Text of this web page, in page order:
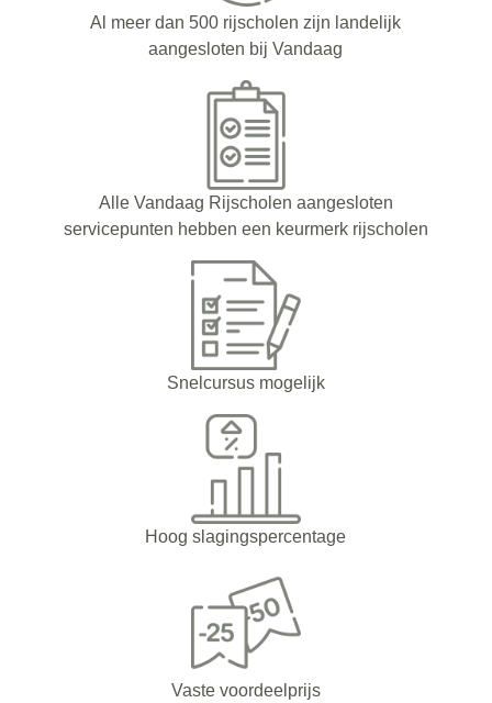
Al meer dan 500 rijscholen zijn landelijk
aangesloten bij Vandaag
Alle Vandaag Rijscholen aangesloten
servicepunten hebben een keurmerk rijscholen
Snelcursus mogelijk
Hoog slagingspercentage
Vaste voordeelprijs